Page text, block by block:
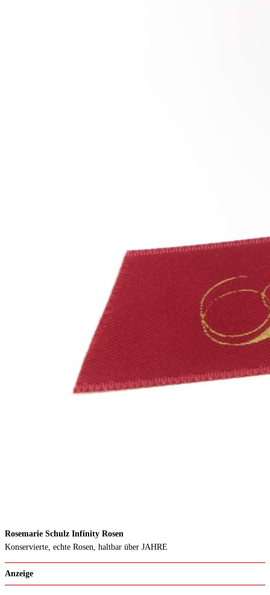
Rosemarie Schulz Infinity Rosen
Konservierte, echte Rosen, haltbar über JAHRE
Anzeige